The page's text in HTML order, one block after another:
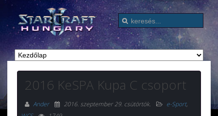
2016 KeSPA Kupa C csoport
Ander 2016. szeptember 29. csütörtök. e-Sport,